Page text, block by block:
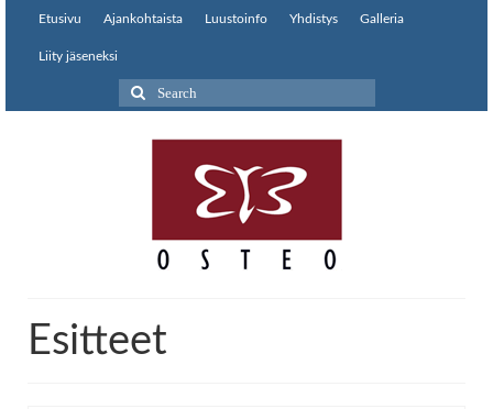
Etusivu Ajankohtaista Luustoinfo Yhdistys Galleria
Liity jäseneksi
Search
for:
Esitteet